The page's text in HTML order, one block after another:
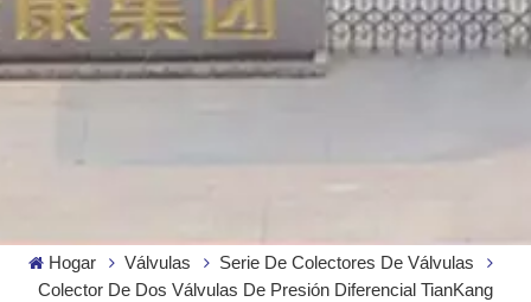
Hogar Válvulas
Serie De Colectores De Válvulas
Colector De Dos Válvulas De Presión Diferencial TianKang